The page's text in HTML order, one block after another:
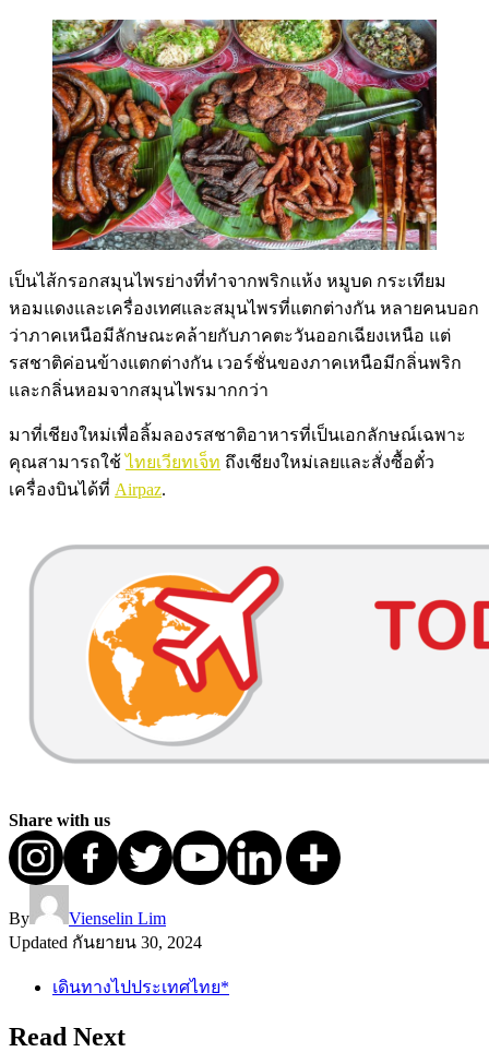
เป็นไส้กรอกสมุนไพรย่างที่ทำจากพริกแห้ง หมูบด กระเทียม
หอมแดงและเครื่องเทศและสมุนไพรที่แตกต่างกัน หลายคนบอก
ว่าภาคเหนือมีลักษณะคล้ายกับภาคตะวันออกเฉียงเหนือ แต่
รสชาติค่อนข้างแตกต่างกัน เวอร์ชั่นของภาคเหนือมีกลิ่นพริก
และกลิ่นหอมจากสมุนไพรมากกว่า
มาที่เชียงใหม่เพื่อลิ้มลองรสชาติอาหารที่เป็นเอกลักษณ์เฉพาะ
คุณสามารถใช้ไทยเวียทเจ็ท ถึงเชียงใหม่เลยและสั่งซื้อตั๋ว
เครื่องบินได้ที่ Airpaz.
Share with us
By
Vienselin Lim
Updated กันยายน 30, 2024
เดินทางไปประเทศไทย*
Read Next